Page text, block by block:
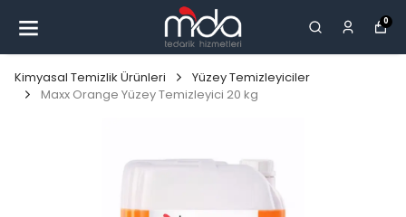
0
Kimyasal Temizlik Ürünleri
Yüzey Temizleyiciler
Maxx Orange Yüzey Temizleyici 20 kg